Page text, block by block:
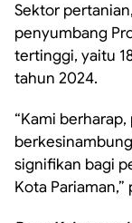
Sektor
penyumbang
tertinggi, yaitu
tahun 2024.
“Kami
signifikan bagi
Kota Pariaman,”